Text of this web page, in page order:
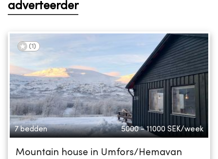
adverteerder
(1 )
7 bedden 5000 - 11000 SEK/week
Mountain house in Umfors/Hemavan